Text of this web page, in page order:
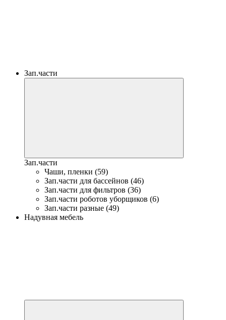
Зап.части
Зап.части
Чаши, пленки (59)
Зап.части для бассейнов (46)
Зап.части для фильтров (36)
Зап.части роботов уборщиков (6)
Зап.части разные (49)
Надувная мебель